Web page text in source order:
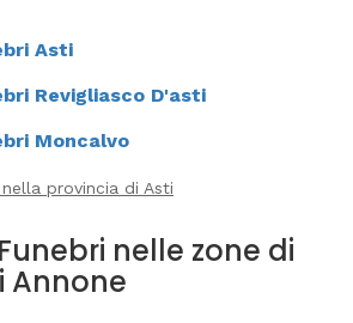
Asti
Revigliasco D'asti
Moncalvo
provincia di Asti
nelle zone di
Annone